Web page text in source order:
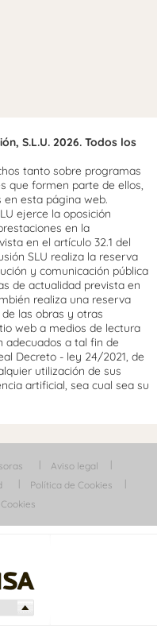
S.L.U. 2026. Todos los
tanto sobre programas
que formen parte de ellos,
en esta página web.
ejerce la oposición
en la
en el artículo 32.1 del
SLU realiza la reserva
y comunicación pública
de actualidad prevista en
realiza una reserva
las obras y otras
web a medios de lectura
adecuados a tal fin de
Decreto - ley 24/2021, de
utilización de sus
artificial, sea cual sea su
Aviso legal
Política de Cookies